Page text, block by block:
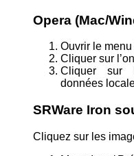
Opera (Mac/
Ouvrir le
Cliquer sur
Cliquer sur
données
SRWare Iron
Cliquez sur les